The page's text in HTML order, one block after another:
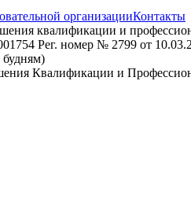
организацииКонтакты
квалификации и
Рег. номер № 2799 от
будням)
Квалификации и